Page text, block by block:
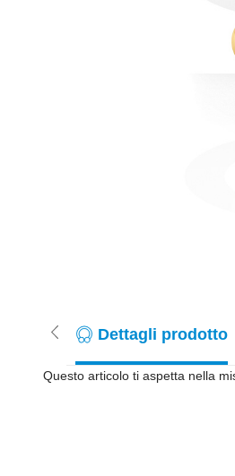
Dettagli prodotto
Questo articolo ti aspetta nella